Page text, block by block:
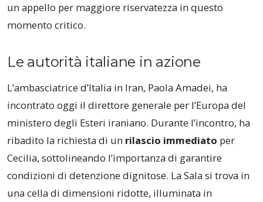
un appello per maggiore riservatezza in questo
momento critico.
Le autorità italiane in azione
L’ambasciatrice d’Italia in Iran, Paola Amadei, ha
incontrato oggi il direttore generale per l’Europa del
ministero degli Esteri iraniano. Durante l’incontro, ha
ribadito la richiesta di un rilascio immediato per
Cecilia, sottolineando l’importanza di garantire
condizioni di detenzione dignitose. La Sala si trova in
una cella di dimensioni ridotte, illuminata in